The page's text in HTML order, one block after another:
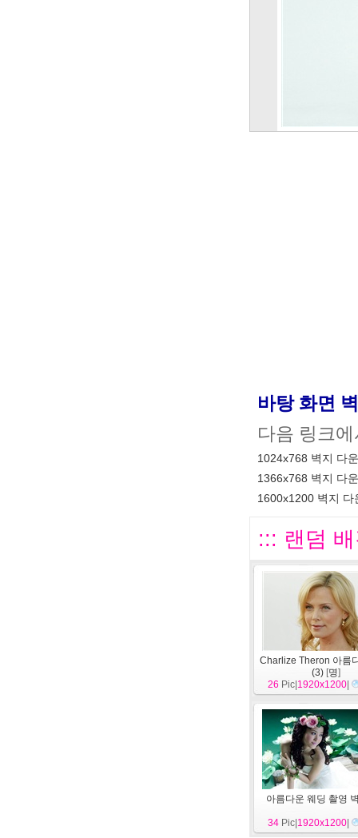
바탕 화면
다음 링크
1024x768 벽지 다
1366x768 벽지 다
1600x1200 벽지 다
::: 랜덤
Charlize Theron 아름
(3) [명]
26 Pic| 1920x1200
아름다운 웨딩 촬영
34 Pic| 1920x1200